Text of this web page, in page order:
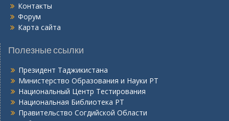
Контакты
Форум
Карта сайта
Полезные ссылки
Президент Таджикистана
Министерство Образования и Науки РТ
Национальный Центр Тестирования
Национальная Библиотека РТ
Правительство Согдийской Области